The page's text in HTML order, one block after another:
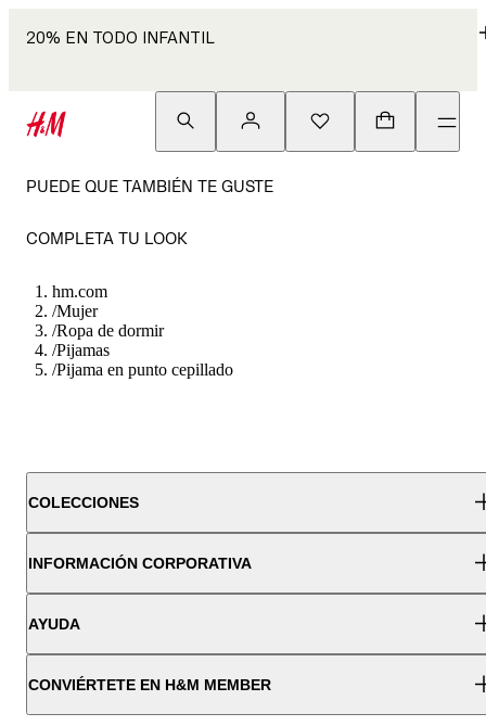
20% EN TODO INFANTIL
PUEDE QUE TAMBIÉN TE GUSTE
COMPLETA TU LOOK
hm.com
/Mujer
/Ropa de dormir
/Pijamas
/Pijama en punto cepillado
COLECCIONES
INFORMACIÓN CORPORATIVA
AYUDA
CONVIÉRTETE EN H&M MEMBER